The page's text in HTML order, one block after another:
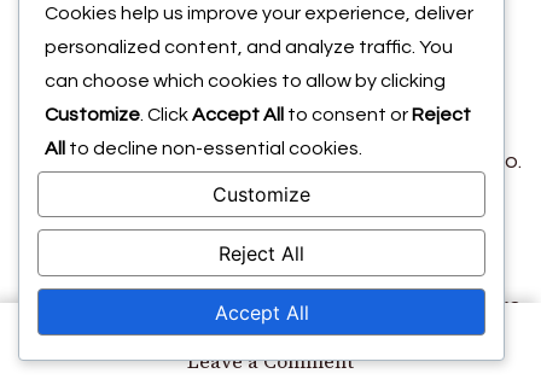
Leave a Commenton
Logros estacionales que reflejan la
participación en eventos comunitarios.
Reconocimiento especial por completar el
Pase de Batalla dentro de un plazo limitado.
Estos elementos no solo recompensan a los
jugadores individuales, sino que también
contribuyen a un sentido colectivo de logro dentro
de la comunidad de jugadores.
Cookies help us improve your experience, deliver
personalized content, and analyze traffic. You
can choose which cookies to allow by clicking
Customize . ClickAccept All to consent or Reject
All
to decline non-essential cookies.
Customize
Reject All
Accept All